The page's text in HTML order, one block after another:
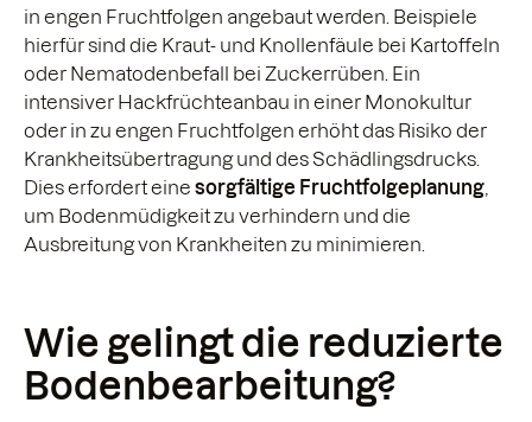
in engen Fruchtfolgen angebaut werden. Beispiele
hierfür sind die Kraut- und Knollenfäule bei Kartoffeln
oder Nematodenbefall bei Zuckerrüben. Ein
intensiver Hackfrüchteanbau in einer Monokultur
oder in zu engen Fruchtfolgen erhöht das Risiko der
Krankheitsübertragung und des Schädlingsdrucks.
Dies erfordert eine sorgfältige Fruchtfolgeplanung
um Bodenmüdigkeit zu verhindern und die
Ausbreitung von Krankheiten zu minimieren.
Wie gelingt die reduzierte
Bodenbearbeitung?